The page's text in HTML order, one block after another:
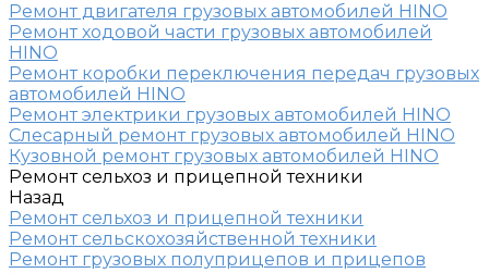
Ремонт двигателя грузовых автомобилей HINO
Ремонт ходовой части грузовых автомобилей
HINO
Ремонт коробки переключения передач грузовых
автомобилей HINO
Ремонт электрики грузовых автомобилей HINO
Слесарный ремонт грузовых автомобилей HINO
Кузовной ремонт грузовых автомобилей HINO
Ремонт сельхоз и прицепной техники
Назад
Ремонт сельхоз и прицепной техники
Ремонт сельскохозяйственной техники
Ремонт грузовых полуприцепов и прицепов